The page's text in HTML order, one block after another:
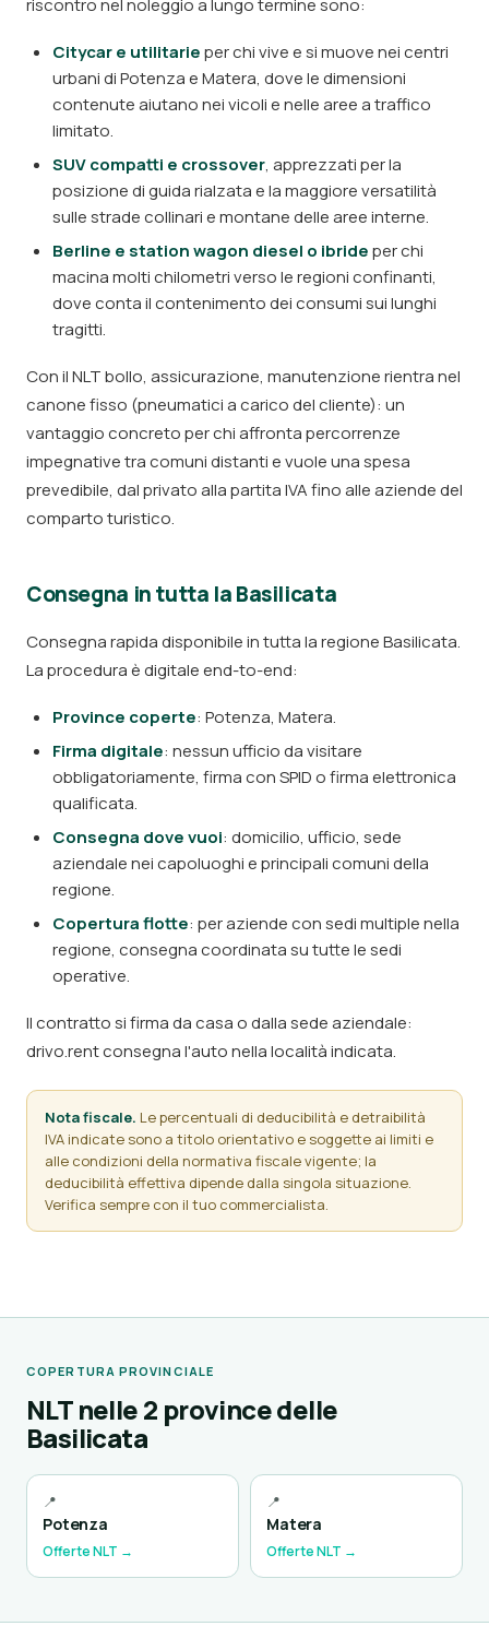
riscontro nel noleggio a lungo termine sono:
Citycar e utilitarieper chi vive e si muove nei centri
urbani di Potenza e Matera, dove le dimensioni
contenute aiutano nei vicoli e nelle aree a traffico
limitato.
SUV compatti e crossover, apprezzati per la
posizione di guida rialzata e la maggiore versatilità
sulle strade collinari e montane delle aree interne.
Berline e station wagon diesel o ibrideper chi
macina molti chilometri verso le regioni confinanti,
dove conta il contenimento dei consumi sui lunghi
tragitti.
Con il NLT bollo, assicurazione, manutenzione rientra nel
canone fisso (pneumatici a carico del cliente): un
vantaggio concreto per chi affronta percorrenze
impegnative tra comuni distanti e vuole una spesa
prevedibile, dal privato alla partita IVA fino alle aziende del
comparto turistico.
Consegna in tutta la Basilicata
Consegna rapida disponibile in tutta la regione Basilicata.
La procedura è digitale end-to-end:
Province coperte: Potenza, Matera.
Firma digitale: nessun ufficio da visitare
obbligatoriamente, firma con SPID o firma elettronica
qualificata.
Consegna dove vuoi: domicilio, ufficio, sede
aziendale nei capoluoghi e principali comuni della
regione.
Copertura flotte: per aziende con sedi multiple nella
regione, consegna coordinata su tutte le sedi
operative.
Il contratto si firma da casa o dalla sede aziendale:
drivo.rent consegna l'auto nella località indicata.
Nota fiscale. Le percentuali di deducibilità e detraibilità
IVA indicate sono a titolo orientativo e soggette ai limiti e
alle condizioni della normativa fiscale vigente; la
deducibilità effettiva dipende dalla singola situazione.
Verifica sempre con il tuo commercialista.
COPERTURA PROVINCIALE
NLT nelle 2 province delle
Basilicata
📍
Potenza
Offerte NLT →
📍
Matera
Offerte NLT →